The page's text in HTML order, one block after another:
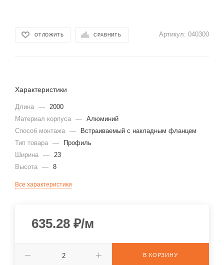
ОТЛОЖИТЬ СРАВНИТЬ Артикул: 040300
Характеристики
Длина — 2000
Материал корпуса — Алюминий
Способ монтажа —
Встраиваемый с накладным фланцем
Тип товара —
Профиль
Ширина — 23
Высота — 8
Все характеристики
635.28 ₽/м
В КОРЗИНУ